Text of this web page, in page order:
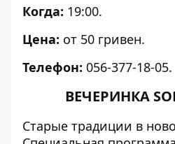
Когда: 19:00.
Цена: от 50 гривен.
Телефон: 056-377-18-05.
ВЕЧЕРИНКА
Старые традиции в